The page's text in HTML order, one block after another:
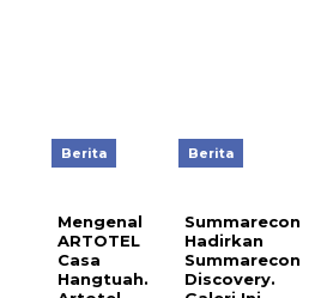
Berita
Mengenal
ARTOTEL
Casa
Hangtuah.
Berita
Summarecon
Hadirkan
Summarecon
Discovery.